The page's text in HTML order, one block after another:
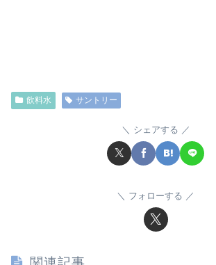
飲料水 サントリー
シェアする
フォローする